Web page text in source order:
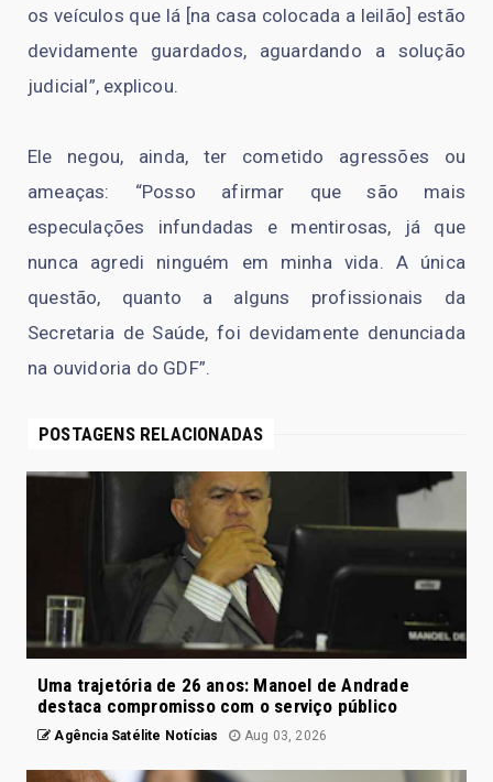
os veículos que lá [na casa colocada a leilão] estão
devidamente guardados, aguardando a solução
judicial”, explicou.
Ele negou, ainda, ter cometido agressões ou
ameaças: “Posso afirmar que são mais
especulações infundadas e mentirosas, já que
nunca agredi ninguém em minha vida. A única
questão, quanto a alguns profissionais da
Secretaria de Saúde, foi devidamente denunciada
na ouvidoria do GDF”.
POSTAGENS RELACIONADAS
Uma trajetória de 26 anos: Manoel de Andrade
destaca compromisso com o serviço público
Agência Satélite Notícias Aug 03, 2026